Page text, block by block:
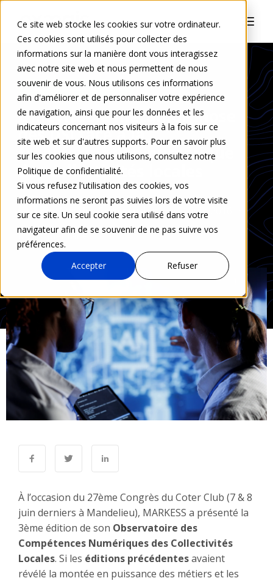
Ce site web stocke les cookies sur votre ordinateur.
Ces cookies sont utilisés pour collecter des
informations sur la manière dont vous interagissez
avec notre site web et nous permettent de nous
souvenir de vous. Nous utilisons ces informations
afin d'améliorer et de personnaliser votre expérience
de navigation, ainsi que pour les données et les
indicateurs concernant nos visiteurs à la fois sur ce
site web et sur d'autres supports. Pour en savoir plus
sur les cookies que nous utilisons, consultez notre
Politique de confidentialité.
Si vous refusez l'utilisation des cookies, vos
informations ne seront pas suivies lors de votre visite
sur ce site. Un seul cookie sera utilisé dans votre
navigateur afin de se souvenir de ne pas suivre vos
préférences.
Accepter
Refuser
SECTEUR PUBLIC & SANTÉ
L’inévitable métamorphose
des DSI face à la
transformation numérique
des collectivités locales
Aurélie Courtaudon
21 juin 2016
0 Commentaire
À l’occasion du 27ème Congrès du Coter Club (7 & 8
juin derniers à Mandelieu), MARKESS a présenté la
3ème édition de son Observatoire des
Compétences Numériques des Collectivités
Locales. Si les éditions précédentesavaient
révélé la montée en puissance des métiers et les